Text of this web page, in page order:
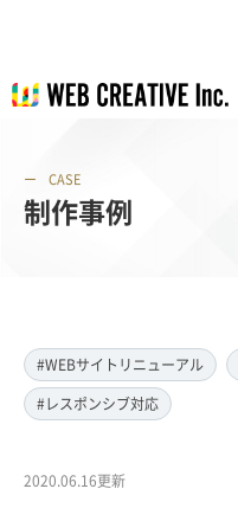
CASE
制作事例
#WEBサイトリニューアル
#レスポンシブ対応
2020.06.16更新